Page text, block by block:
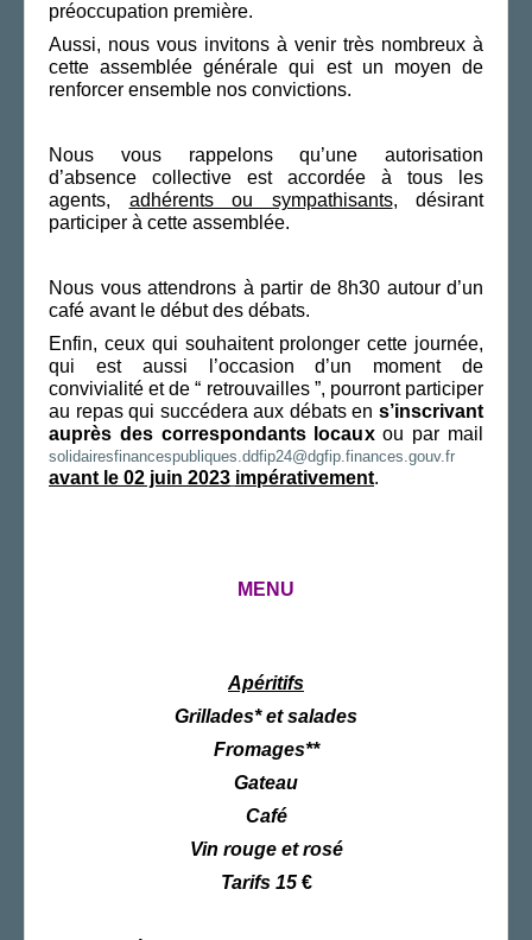
préoccupation première.
Aussi, nous vous invitons à venir très nombreux à
cette assemblée générale qui est un moyen de
renforcer ensemble nos convictions.
Nous vous rappelons qu’une autorisation
d’absence collective est accordée à tous les
agents, adhérents ou sympathisants, désirant
participer à cette assemblée.
Nous vous attendrons à partir de 8h30 autour d’un
café avant le début des débats.
Enfin, ceux qui souhaitent prolonger cette journée,
qui est aussi l’occasion d’un moment de
convivialité et de “ retrouvailles ”, pourront participer
au repas qui succédera aux débats en s’inscrivant
auprès des correspondants locauxou par mail
solidairesfinancespubliques.ddfip24@dgfip.finances.gouv.fr
avant le 02 juin 2023 impérativement.
MENU
Apéritifs
Grillades* et salades
Fromages**
Gateau
Café
Vin rouge et rosé
Tarifs 15€